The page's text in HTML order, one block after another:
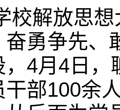
校解放思
奋勇争先、
，4月4日
干部100余